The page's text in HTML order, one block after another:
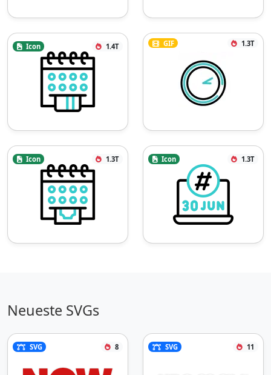
Icon 1.4T GIF 1.3T
Icon 1.3T Icon 1.3T
Neueste SVGs
SVG 8 SVG 11